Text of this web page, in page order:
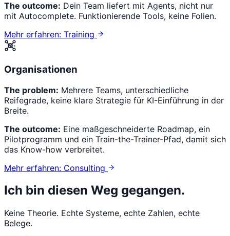
The outcome: Dein Team liefert mit Agents, nicht nur
mit Autocomplete. Funktionierende Tools, keine Folien.
Mehr erfahren: Training
Organisationen
The problem: Mehrere Teams, unterschiedliche
Reifegrade, keine klare Strategie für KI-Einführung in der
Breite.
The outcome: Eine maßgeschneiderte Roadmap, ein
Pilotprogramm und ein Train-the-Trainer-Pfad, damit sich
das Know-how verbreitet.
Mehr erfahren: Consulting
Ich bin diesen Weg gegangen.
Keine Theorie. Echte Systeme, echte Zahlen, echte
Belege.